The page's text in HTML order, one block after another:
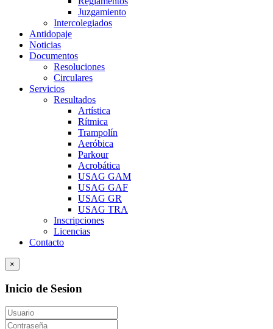
Juzgamiento
Intercolegiados
Antidopaje
Noticias
Documentos
Resoluciones
Circulares
Servicios
Resultados
Artística
Rítmica
Trampolín
Aeróbica
Parkour
Acrobática
USAG GAM
USAG GAF
USAG GR
USAG TRA
Inscripciones
Licencias
Contacto
×
Inicio de Sesion